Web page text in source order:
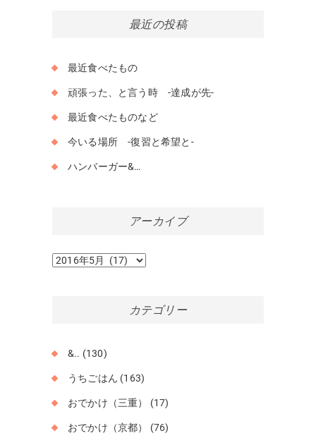
最近の投稿
最近食べたもの
頑張った、と言う時 -達成が先-
最近食べたものなど
今いる場所 -復習と希望と-
ハンバーガー&…
アーカイブ
ア
カテゴリー
&.. (130)
うちごはん (163)
おでかけ（三重） (17)
おでかけ（京都） (76)